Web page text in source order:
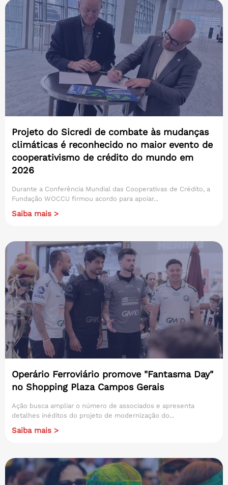
Projeto do Sicredi de combate às mudanças
climáticas é reconhecido no maior evento de
cooperativismo de crédito do mundo em
2026
Durante a Conferência Mundial das Cooperativas de Crédito, a
Fundação WOCCU firmou acordo para apoiar...
Saiba mais >
Operário Ferroviário promove "Fantasma Day"
no Shopping Plaza Campos Gerais
Ação busca ampliar o número de associados e apresenta
detalhes inéditos do projeto de modernização do...
Saiba mais >